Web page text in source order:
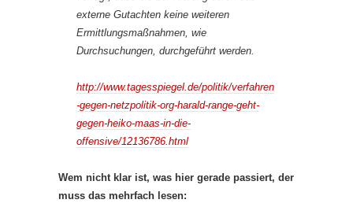
externe Gutachten keine weiteren
Ermittlungsmaßnahmen, wie
Durchsuchungen, durchgeführt werden.
http://www.tagesspiegel.de/politik/verfahren
-gegen-netzpolitik-org-harald-range-geht-
gegen-heiko-maas-in-die-
offensive/12136786.html
Wem nicht klar ist, was hier gerade passiert, der
muss das mehrfach lesen: